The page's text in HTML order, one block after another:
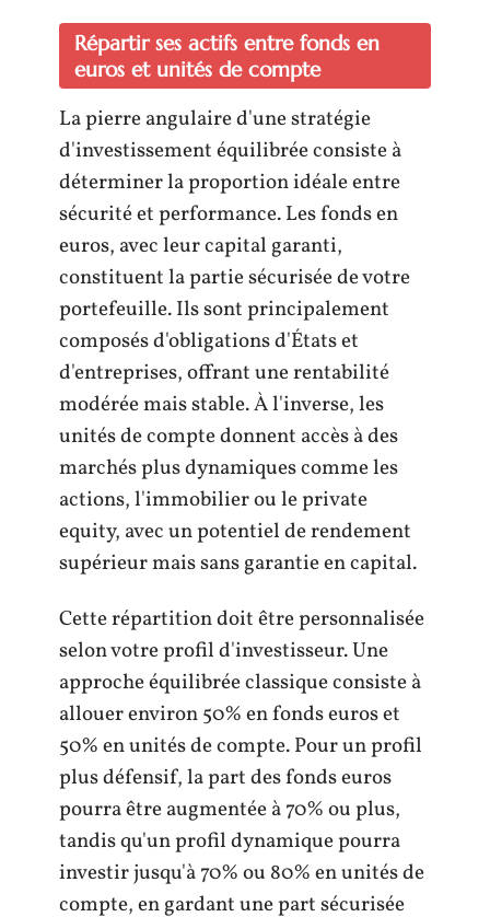
Répartir ses actifs entre fonds en
euros et unités de compte
La pierre angulaire d'une stratégie
d'investissement équilibrée consiste à
déterminer la proportion idéale entre
sécurité et performance. Les fonds en
euros, avec leur capital garanti,
constituent la partie sécurisée de votre
portefeuille. Ils sont principalement
composés d'obligations d'États et
d'entreprises, offrant une rentabilité
modérée mais stable. À l'inverse, les
unités de compte donnent accès à des
marchés plus dynamiques comme les
actions, l'immobilier ou le private
equity, avec un potentiel de rendement
supérieur mais sans garantie en capital.
Cette répartition doit être personnalisée
selon votre profil d'investisseur. Une
approche équilibrée classique consiste à
allouer environ 50% en fonds euros et
50% en unités de compte. Pour un profil
plus défensif, la part des fonds euros
pourra être augmentée à 70% ou plus,
tandis qu'un profil dynamique pourra
investir jusqu'à 70% ou 80% en unités de
compte, en gardant une part sécurisée